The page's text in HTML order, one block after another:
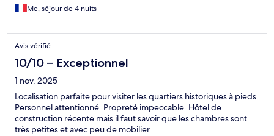
Me, séjour de 4 nuits
Avis vérifié
10/10 – Exceptionnel
1 nov. 2025
Localisation parfaite pour visiter les quartiers historiques à pieds.
Personnel attentionné. Propreté impeccable. Hôtel de
construction récente mais il faut savoir que les chambres sont
très petites et avec peu de mobilier.